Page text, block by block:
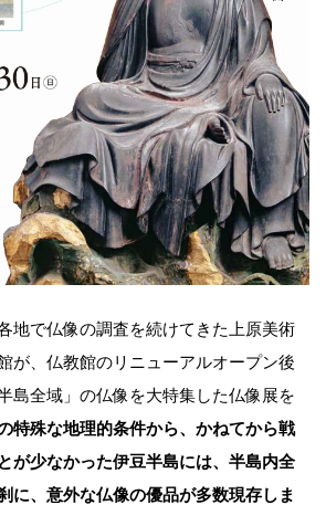
地で仏像の調査を続けてきた上原美術
が、仏教館のリニューアルオープン後
島全域」の仏像を大特集した仏像展を
特殊な地理的条件から、かねてから戦
が少なかった伊豆半島には、半島内全
に、意外な仏像の優品が多数現存しま